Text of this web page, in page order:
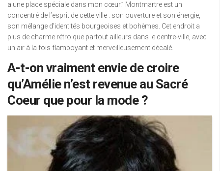
a une place spéciale dans mon cœur.” Montmartre est un
concentré de l’esprit de cette ville : son ouverture et son énergie,
son mélange d’identités bourgeoises et bohèmes. Cet endroit a
plus de charme rétro que partout ailleurs dans le centre-ville, avec
un air à la fois flamboyant et merveilleusement décalé.
A-t-on vraiment envie de croire
qu’Amélie n’est revenue au Sacré
Coeur que pour la mode ?